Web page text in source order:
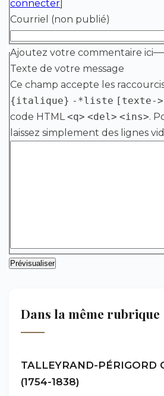
connecter
Courriel (non publié)
Ajoutez votre commentaire ici
Texte de votre message
Ce champ accepte les
{italique} -*liste [texte-
code HTML<q> <del> <ins>.
laissez simplement des lignes
Dans la même rubrique
TALLEYRAND-PÉRIGORD
(1754-1838)